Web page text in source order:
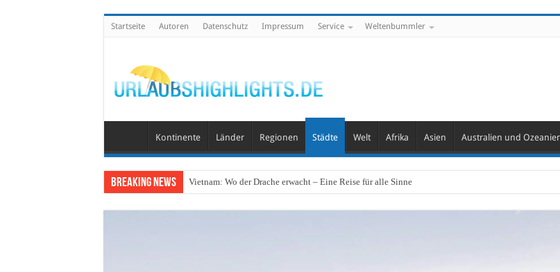
Startseite Autoren Datenschutz Impressum Service Weltenbummler
Kontinente Länder Regionen Städte Welt Afrika Asien Australien und
Breaking News Vietnam: Wo der Drache erwacht – Eine Reise für alle Sinne